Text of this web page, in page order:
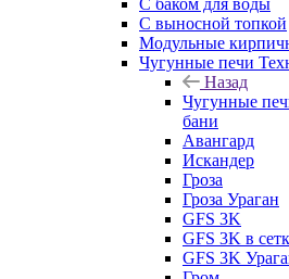
С баком для воды
С выносной топкой
Модульные
Чугунные печи
Назад
Чугунные
бани
Авангард
Искандер
Гроза
Гроза Ураган
GFS 3K
GFS 3K в
GFS 3K